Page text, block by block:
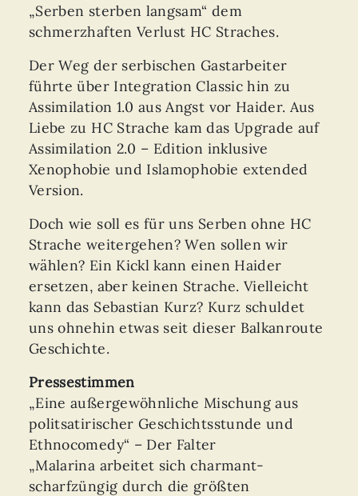
„Serben sterben langsam“ dem
schmerzhaften Verlust HC Straches.
Der Weg der serbischen Gastarbeiter
führte über Integration Classic hin zu
Assimilation 1.0 aus Angst vor Haider. Aus
Liebe zu HC Strache kam das Upgrade auf
Assimilation 2.0 – Edition inklusive
Xenophobie und Islamophobie extended
Version.
Doch wie soll es für uns Serben ohne HC
Strache weitergehen? Wen sollen wir
wählen? Ein Kickl kann einen Haider
ersetzen, aber keinen Strache. Vielleicht
kann das Sebastian Kurz? Kurz schuldet
uns ohnehin etwas seit dieser Balkanroute
Geschichte.
Pressestimmen
„Eine außergewöhnliche Mischung aus
politsatirischer Geschichtsstunde und
Ethnocomedy“ – Der Falter
„Malarina arbeitet sich charmant-
scharfzüngig durch die größten